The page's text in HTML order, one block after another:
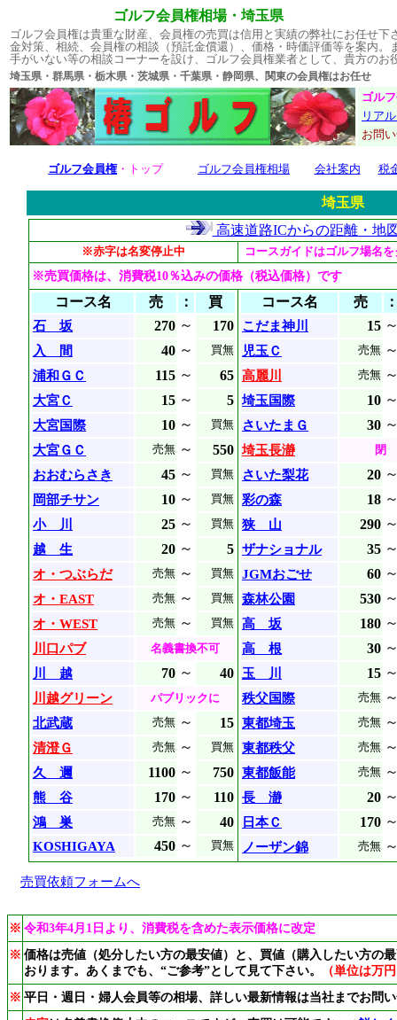
ゴルフ会員権相場・埼玉県
ゴルフ会員権は貴重な財産、会員権の売買は信用と実績の弊社にお任せ
金対策、相続、会員権の相談（預託金償還）、価格・時価評価等を案内
手がいない等の相談コーナーを設け、ゴルフ会員権業者として、貴方のお
埼玉県・群馬県・栃木県・茨城県・千葉県・静岡県、関東の会員権
ゴル
リア
お問
ゴルフ会員権・トップ ゴルフ会員権相場 会社案内 税
埼玉県
高速道路ICからの距離・地
※赤字は名変停止中 コースガイドはゴルフ場名
※売買価格は、消費税10％込みの価格（税込価格）です
コース名 売 ： 買
石 坂 270 ～ 170
入 間 40 ～ 買無
浦和ＧＣ 115 ～ 65
大宮Ｃ 15 ～ 5
大宮国際 10 ～ 買無
大宮ＧＣ 売無 ～ 550
おおむらさき 45 ～ 買無
岡部チサン 10 ～ 買無
小 川 25 ～ 買無
越 生 20 ～ 5
オ・つぶらだ 売無 ～ 買無
オ・EAST 売無 ～ 買無
オ・WEST 売無 ～ 買無
川口パブ 名義書換不可
川 越 70 ～ 40
川越グリーン パブリックに
北武蔵 売無 ～ 15
清澄Ｇ 売無 ～ 買無
久 邇 1100 ～ 750
熊 谷 170 ～ 110
鴻 巣 売無 ～ 40
KOSHIGAYA 450 ～ 買無
コース名 売
こだま神川 15
児玉Ｃ 売無
高麗川 売無
埼玉国際 10
さいたまＧ 30
埼玉長瀞 閉
さいた梨花 20
彩の森 18
狭 山 290
ザナショナル 35
JGMおごせ 60
森林公園 530
高 坂 180
高 根 30
玉 川 15
秩父国際 売無
東都埼玉 売無
東都秩父 売無
東都飯能 売無
長 瀞 20
日本Ｃ 170
ノーザン錦 売無
売買依頼フォームへ
※ 令和3年4月1日より、消費税を含めた表示価格に改定
※ 価格は売値（処分したい方の最安値）と、買値（購入したい方の
おります。あくまでも、“ご参考”として見て下さい。
（単位は万
※ 平日・週日・婦人会員等の相場、詳しい最新情報は当社までお問